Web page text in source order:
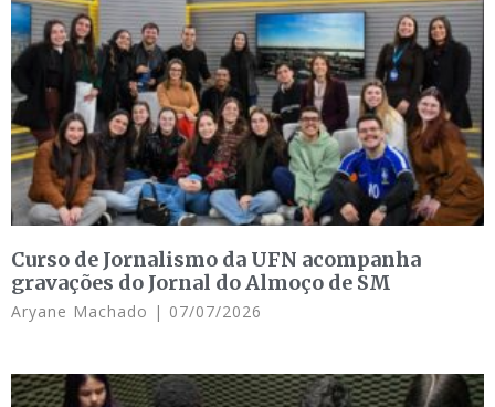
Curso de Jornalismo da UFN acompanha
gravações do Jornal do Almoço de SM
Aryane Machado 07/07/2026